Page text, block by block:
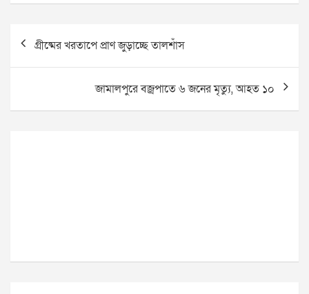
Post
navigation
গ্রীষ্মের খরতাপে প্রাণ জুড়াচ্ছে তালশাঁস
জামালপুরে বজ্রপাতে ৬ জনের মৃত্যু, আহত ১০